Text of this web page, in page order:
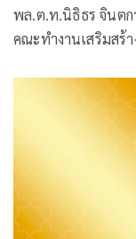
พล.ต.ท.นิธิธร จินต
คณะทำงานเสริมสร้